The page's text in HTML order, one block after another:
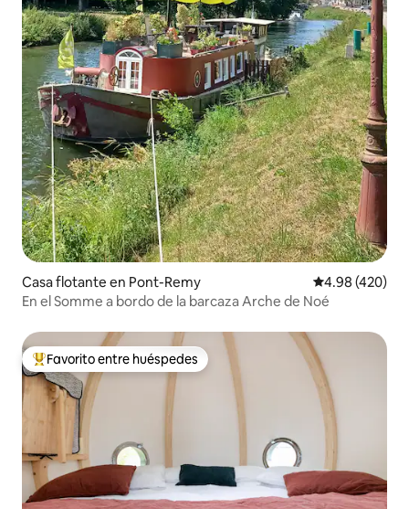
Casa flotante en Pont-Remy Calificación
4.98 (420)
En el Somme a bordo de la barcaza Arche de Noé
Favorito entre huéspedes preferido
Favorito entre huéspedes